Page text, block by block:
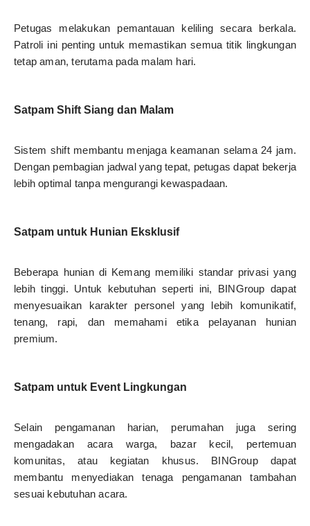
Petugas melakukan pemantauan keliling secara berkala.
Patroli ini penting untuk memastikan semua titik lingkungan
tetap aman, terutama pada malam hari.
Satpam Shift Siang dan Malam
Sistem shift membantu menjaga keamanan selama 24 jam.
Dengan pembagian jadwal yang tepat, petugas dapat bekerja
lebih optimal tanpa mengurangi kewaspadaan.
Satpam untuk Hunian Eksklusif
Beberapa hunian di Kemang memiliki standar privasi yang
lebih tinggi. Untuk kebutuhan seperti ini, BINGroup dapat
menyesuaikan karakter personel yang lebih komunikatif,
tenang, rapi, dan memahami etika pelayanan hunian
premium.
Satpam untuk Event Lingkungan
Selain pengamanan harian, perumahan juga sering
mengadakan acara warga, bazar kecil, pertemuan
komunitas, atau kegiatan khusus. BINGroup dapat
membantu menyediakan tenaga pengamanan tambahan
sesuai kebutuhan acara.